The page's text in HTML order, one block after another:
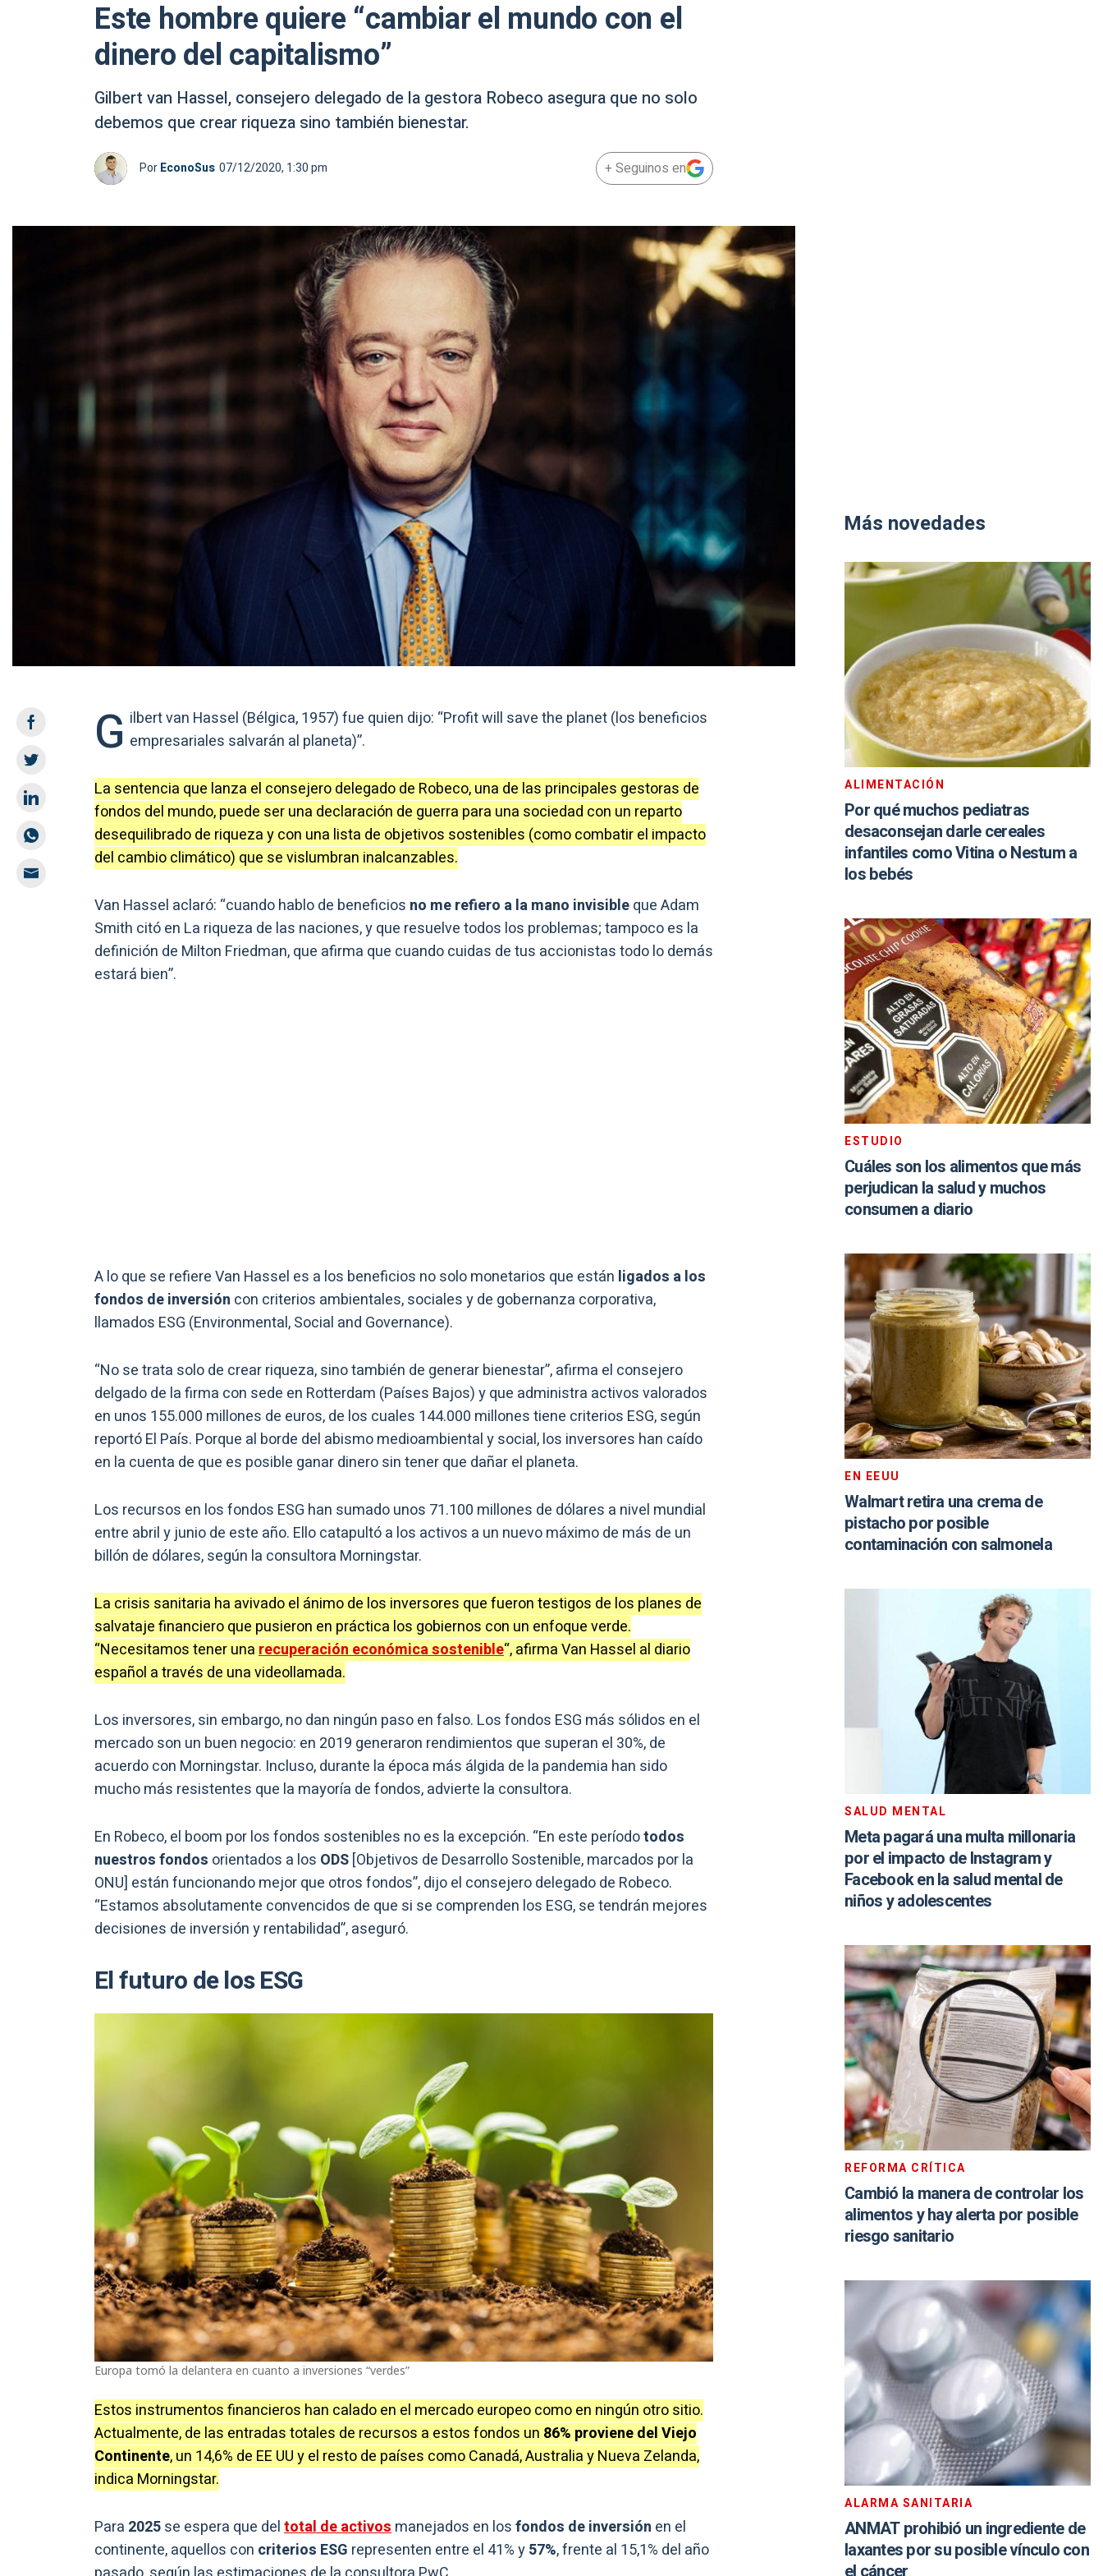
Este hombre quiere “cambiar el mundo con el
dinero del capitalismo”
Gilbert van Hassel, consejero delegado de la gestora Robeco asegura que no solo
debemos que crear riqueza sino también bienestar.
PorEconoSus 07/12/2020, 1:30 pm + Seguinos en
G ilbert van Hassel (Bélgica, 1957) fue quien dijo: “Profit will save the planet (los beneficios
empresariales salvarán al planeta)”.
La sentencia que lanza el consejero delegado de Robeco, una de las principales gestoras de
fondos del mundo, puede ser una declaración de guerra para una sociedad con un reparto
desequilibrado de riqueza y con una lista de objetivos sostenibles (como combatir el impacto
del cambio climático) que se vislumbran inalcanzables.
Van Hassel aclaró: “cuando hablo de beneficios no me refiero a la mano invisibleque Adam
Smith citó en La riqueza de las naciones, y que resuelve todos los problemas; tampoco es la
definición de Milton Friedman, que afirma que cuando cuidas de tus accionistas todo lo demás
estará bien”.
A lo que se refiere Van Hassel es a los beneficios no solo monetarios que están ligados a los
fondos de inversión con criterios ambientales, sociales y de gobernanza corporativa,
llamados ESG (Environmental, Social and Governance).
“No se trata solo de crear riqueza, sino también de generar bienestar”, afirma el consejero
delgado de la firma con sede en Rotterdam (Países Bajos) y que administra activos valorados
en unos 155.000 millones de euros, de los cuales 144.000 millones tiene criterios ESG, según
reportó El País. Porque al borde del abismo medioambiental y social, los inversores han caído
en la cuenta de que es posible ganar dinero sin tener que dañar el planeta.
Los recursos en los fondos ESG han sumado unos 71.100 millones de dólares a nivel mundial
entre abril y junio de este año. Ello catapultó a los activos a un nuevo máximo de más de un
billón de dólares, según la consultora Morningstar.
La crisis sanitaria ha avivado el ánimo de los inversores que fueron testigos de los planes de
salvataje financiero que pusieron en práctica los gobiernos con un enfoque verde.
“Necesitamos tener unarecuperación económica sostenible“, afirma Van Hassel al diario
español a través de una videollamada.
Los inversores, sin embargo, no dan ningún paso en falso. Los fondos ESG más sólidos en el
mercado son un buen negocio: en 2019 generaron rendimientos que superan el 30%, de
acuerdo con Morningstar. Incluso, durante la época más álgida de la pandemia han sido
mucho más resistentes que la mayoría de fondos, advierte la consultora.
En Robeco, el boom por los fondos sostenibles no es la excepción. “En este períodotodos
nuestros fondos orientados a los ODS [Objetivos de Desarrollo Sostenible, marcados por la
ONU] están funcionando mejor que otros fondos”, dijo el consejero delegado de Robeco.
“Estamos absolutamente convencidos de que si se comprenden los ESG, se tendrán mejores
decisiones de inversión y rentabilidad”, aseguró.
El futuro de los ESG
Europa tomó la delantera en cuanto a inversiones “verdes”
Estos instrumentos financieros han calado en el mercado europeo como en ningún otro sitio.
Actualmente, de las entradas totales de recursos a estos fondos un 86% proviene del Viejo
Continente, un 14,6% de EE UU y el resto de países como Canadá, Australia y Nueva Zelanda,
indica Morningstar.
Para 2025se espera que deltotal de activosmanejados en losfondos de inversión en el
continente, aquellos con criterios ESG representen entre el 41% y57%, frente al 15,1% del año
Más novedades
ALIMENTACIÓN
Por qué muchos pediatras
desaconsejan darle cereales
infantiles como Vitina o Nestum a
los bebés
ESTUDIO
Cuáles son los alimentos que más
perjudican la salud y muchos
consumen a diario
EN EEUU
Walmart retira una crema de
pistacho por posible
contaminación con salmonela
SALUD MENTAL
Meta pagará una multa millonaria
por el impacto de Instagram y
Facebook en la salud mental de
niños y adolescentes
REFORMA CRÍTICA
Cambió la manera de controlar los
alimentos y hay alerta por posible
riesgo sanitario
ALARMA SANITARIA
ANMAT prohibió un ingrediente de
laxantes por su posible vínculo con